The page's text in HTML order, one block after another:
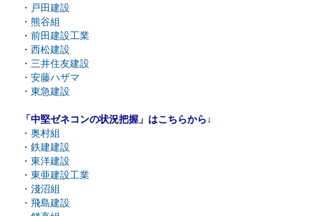
・ 戸田建設
・ 熊谷組
・ 前田建設工業
・ 西松建設
・ 三井住友建設
・ 安藤ハザマ
・ 東急建設
「中堅ゼネコンの状況把握」はこちらから↓
・ 奥村組
・ 鉄建建設
・ 東洋建設
・ 東亜建設工業
・ 淺沼組
・ 飛島建設